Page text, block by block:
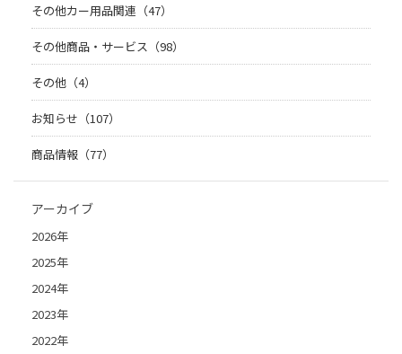
その他カー用品関連（47）
その他商品・サービス（98）
その他（4）
お知らせ（107）
商品情報（77）
アーカイブ
2026年
2025年
2024年
2023年
2022年